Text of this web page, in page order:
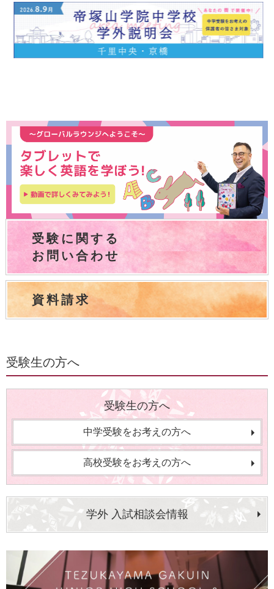
受験に関する
お問い合わせ
資料請求
受験生の方へ
受験生の方へ
中学受験をお考えの方へ
高校受験をお考えの方へ
学外 入試相談会情報